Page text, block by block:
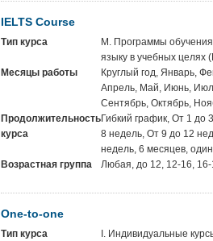
IELTS Course
Тип курса
M. Программы
языку в учебных целях
Месяцы работы
Круглый год, Январь,
Апрель, Май, Июнь,
Сентябрь, Октябрь,
Продолжительность
курса
Гибкий график, От 1 до
8 недель, От 9 до 12
недель, 6 месяцев,
Возрастная группа
Любая, до 12, 12-16,
One-to-one
Тип курса
I. Индивидуальные